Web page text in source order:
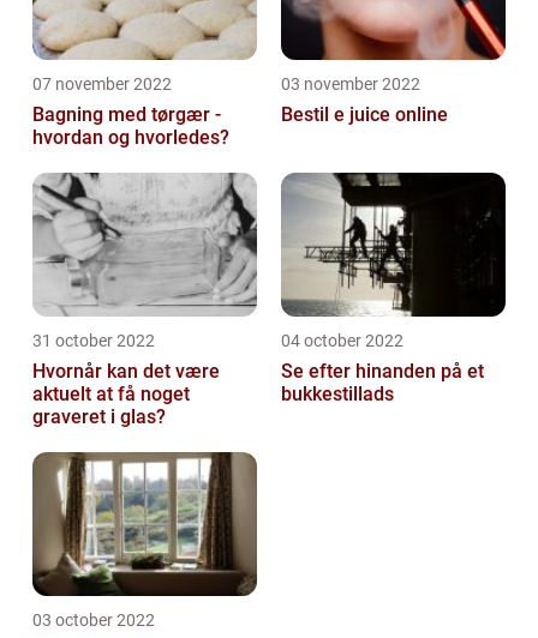
07 november 2022
Bagning med tørgær -
hvordan og hvorledes?
03 november 2022
Bestil e juice online
31 october 2022
Hvornår kan det være
aktuelt at få noget
graveret i glas?
04 october 2022
Se efter hinanden på et
bukkestillads
03 october 2022